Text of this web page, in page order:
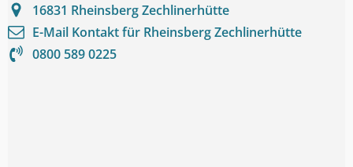
16831 Rheinsberg Zechlinerhütte
E-Mail Kontakt für Rheinsberg Zechlinerhütte
0800 589 0225